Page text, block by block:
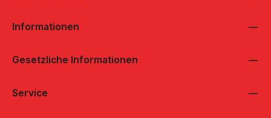
Informationen
Gesetzliche Informationen
Service